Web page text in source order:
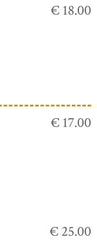
€ 18.00
€ 17.00
€ 25.00